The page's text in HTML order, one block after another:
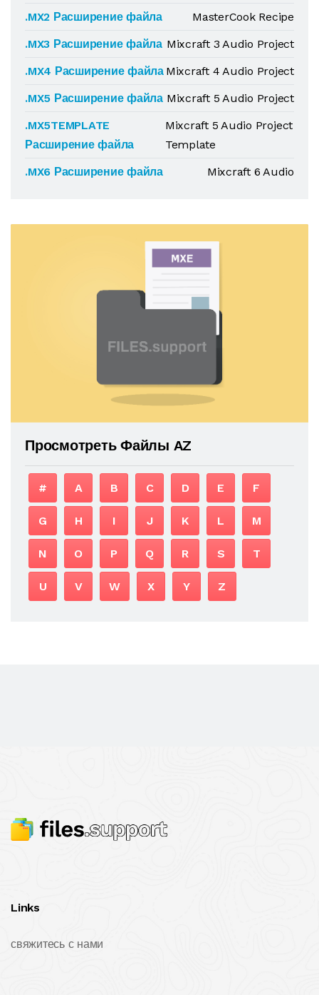
.MX2 Расширение файла
MasterCook Recipe
.MX3 Расширение файла Mixcraft 3 Audio Project
.MX4 Расширение файла Mixcraft 4 Audio Project
.MX5 Расширение файла Mixcraft 5 Audio Project
.MX5TEMPLATE
Расширение файла
Mixcraft 5 Audio Project
Template
.MX6 Расширение файла
Mixcraft 6 Audio
Просмотреть Файлы AZ
# A B C D E F
G H I J K L M
N O P Q R S T
U V W X Y Z
Links
свяжитесь с нами